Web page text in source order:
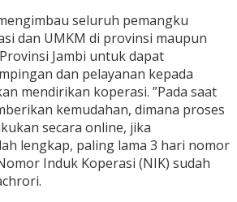
seluruh pemangku
dan UMKM di provinsi maupun
Jambi untuk dapat
dan pelayanan kepada
mendirikan koperasi. ”Pada saat
kemudahan, dimana proses
secara online, jika
lengkap, paling lama 3 hari nomor
Induk Koperasi (NIK) sudah